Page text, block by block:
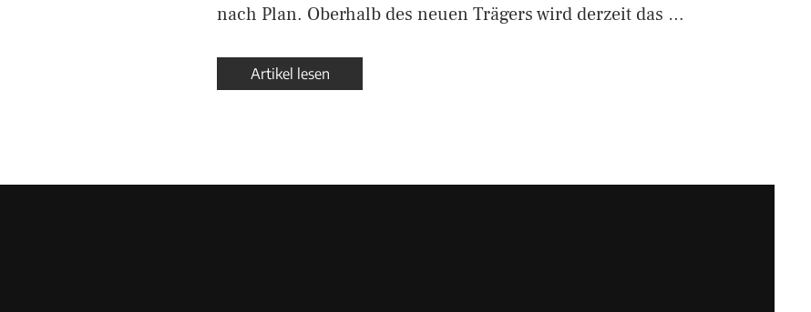
nach Plan. Oberhalb des neuen Trägers wird derzeit das …
Artikel lesen